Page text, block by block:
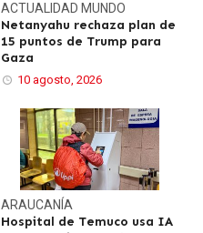
ACTUALIDAD MUNDO
Netanyahu rechaza plan de
15 puntos de Trump para
Gaza
10 agosto, 2026
ARAUCANÍA
Hospital de Temuco usa IA